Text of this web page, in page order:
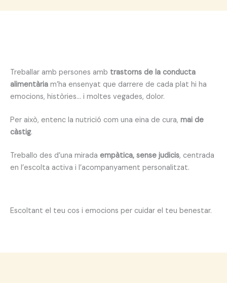
Treballar amb persones amb trastorns de la conducta
alimentària m’ha ensenyat que darrere de cada plat hi ha
emocions, històries… i moltes vegades, dolor.
Per això, entenc la nutrició com una eina de cura, mai de
càstig.
Treballo des d’una mirada empàtica, sense judicis, centrada
en l’escolta activa i l’acompanyament personalitzat.
Escoltant el teu cos i emocions per cuidar el teu benestar.